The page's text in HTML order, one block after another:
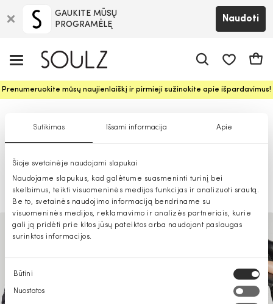
Sutikimas Išsami informacija Apie
Šioje svetainėje naudojami slapukai
Naudojame slapukus, kad galėtume suasmeninti turinį bei
skelbimus, teikti visuomeninės medijos funkcijas ir analizuoti srautą.
Be to, svetainės naudojimo informaciją bendriname su
visuomeninės medijos, reklamavimo ir analizės partneriais, kurie
gali ją pridėti prie kitos jūsų pateiktos arba naudojant paslaugas
surinktos informacijos.
Sutikimo
pasirinkimas
Būtini
Nuostatos
GAUKITE MŪSŲ
PROGRAMĖLĘ
Naudoti
Prenumeruokite mūsų naujienlaiškį ir pirmieji sužinokite apie išpardavimus!
Moteris vyrų spintoje – stilingų
SOULZ
2022-01-26